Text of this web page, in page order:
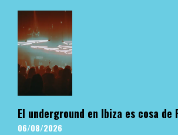
El underground en Ibiza es cosa de
06/08/2026